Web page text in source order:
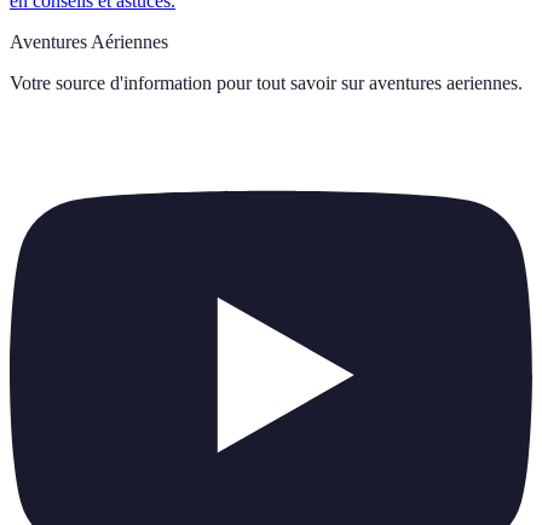
Aventures Aériennes
Votre source d'information pour tout savoir sur aventures aeriennes.